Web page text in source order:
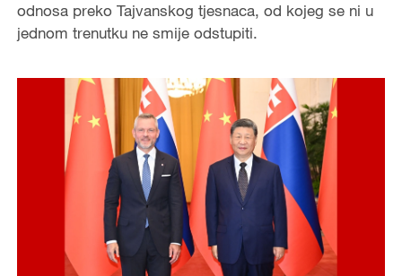
odnosa preko Tajvanskog tjesnaca, od kojeg se ni u
jednom trenutku ne smije odstupiti.